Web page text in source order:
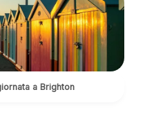
a Brighton